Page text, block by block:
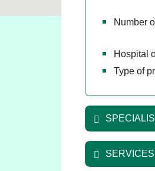
Number
Hospital
Type of
SERVICES